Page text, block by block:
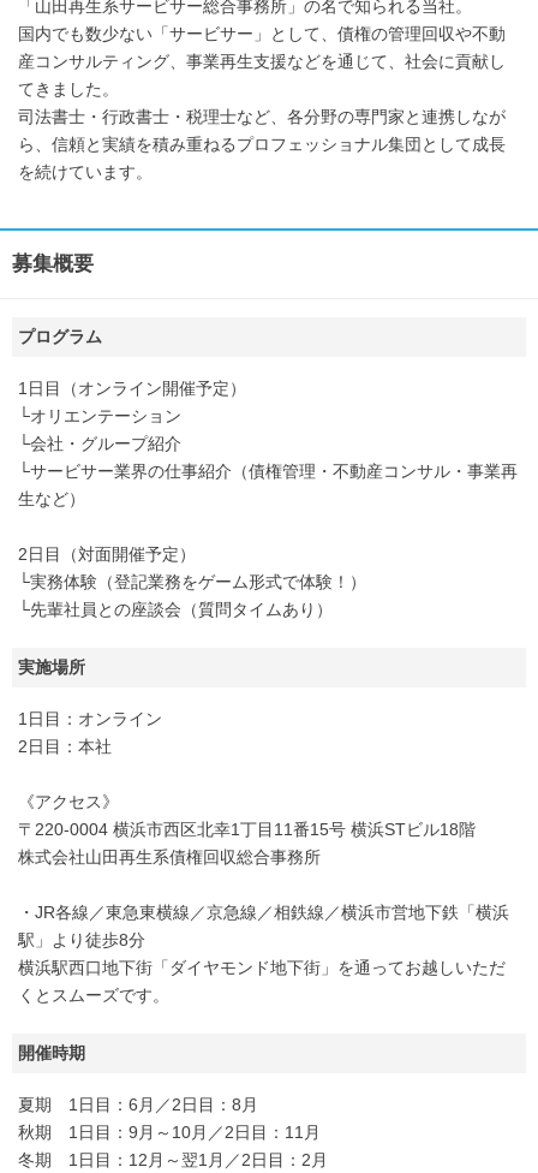
「山田再生系サービサー総合事務所」の名で知られる当社。
国内でも数少ない「サービサー」として、債権の管理回収や不動
産コンサルティング、事業再生支援などを通じて、社会に貢献し
てきました。
司法書士・行政書士・税理士など、各分野の専門家と連携しなが
ら、信頼と実績を積み重ねるプロフェッショナル集団として成長
を続けています。
募集概要
プログラム
1日目（オンライン開催予定）
└オリエンテーション
└会社・グループ紹介
└サービサー業界の仕事紹介（債権管理・不動産コンサル・事業再
生など）
2日目（対面開催予定）
└実務体験（登記業務をゲーム形式で体験！）
└先輩社員との座談会（質問タイムあり）
実施場所
1日目：オンライン
2日目：本社
《アクセス》
〒220-0004 横浜市西区北幸1丁目11番15号 横浜STビル18階
株式会社山田再生系債権回収総合事務所
・JR各線／東急東横線／京急線／相鉄線／横浜市営地下鉄「横浜
駅」より徒歩8分
横浜駅西口地下街「ダイヤモンド地下街」を通ってお越しいただ
くとスムーズです。
開催時期
夏期 1日目：6月／2日目：8月
秋期 1日目：9月～10月／2日目：11月
冬期 1日目：12月～翌1月／2日目：2月